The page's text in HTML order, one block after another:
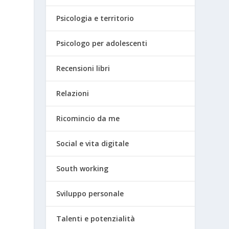
Psicologia e territorio
Psicologo per adolescenti
Recensioni libri
Relazioni
Ricomincio da me
Social e vita digitale
South working
Sviluppo personale
Talenti e potenzialità